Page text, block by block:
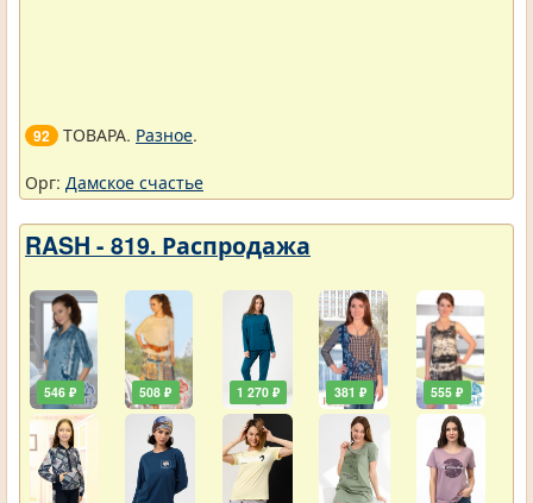
92 ТОВАРА. Разное.
Орг: Дамское счастье
RASH - 819. Распродажа
546 ₽ 508 ₽ 1 270 ₽ 381 ₽ 555 ₽